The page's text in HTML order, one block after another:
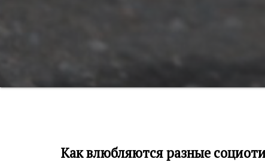
Как влюбляются разные